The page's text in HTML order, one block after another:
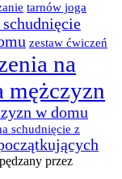
tarnów joga
zestaw ćwiczeń
na
mężczyzn
w domu
schudnięcie z
przez